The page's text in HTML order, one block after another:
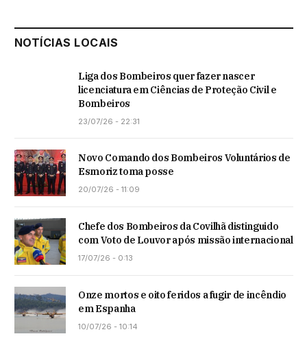
NOTÍCIAS LOCAIS
Liga dos Bombeiros quer fazer nascer
licenciatura em Ciências de Proteção Civil e
Bombeiros
23/07/26 - 22:31
Novo Comando dos Bombeiros Voluntários de
Esmoriz toma posse
20/07/26 - 11:09
Chefe dos Bombeiros da Covilhã distinguido
com Voto de Louvor após missão internacional
17/07/26 - 0:13
Onze mortos e oito feridos a fugir de incêndio
em Espanha
10/07/26 - 10:14